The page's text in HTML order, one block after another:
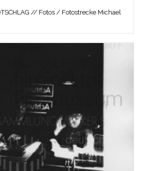
// Fotos / Fotostrecke Michael